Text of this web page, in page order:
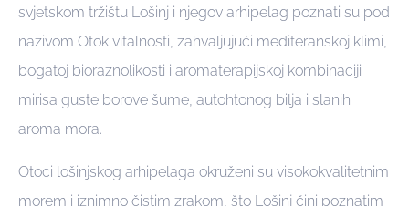
svjetskom tržištu Lošinj i njegov arhipelag poznati su pod
nazivom Otok vitalnosti, zahvaljujući mediteranskoj klimi,
bogatoj bioraznolikosti i aromaterapijskoj kombinaciji
mirisa guste borove šume, autohtonog bilja i slanih
aroma mora.
Otoci lošinjskog arhipelaga okruženi su visokokvalitetnim
morem i iznimno čistim zrakom, što Lošinj čini poznatim